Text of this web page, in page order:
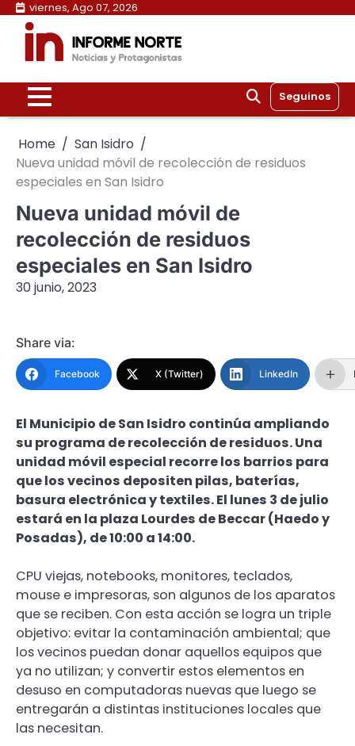
Skip
content
viernes, Ago 07, 2026
Seguinos
Home
San Isidro
Nueva unidad móvil de recolección de residuos
especiales en San Isidro
Nueva unidad móvil de
recolección de residuos
especiales en San Isidro
30 junio, 2023
Share via:
Facebook X (Twitter) LinkedIn
El Municipio de San Isidro continúa ampliando
su programa de recolección de residuos. Una
unidad móvil especial recorre los barrios para
que los vecinos depositen pilas, baterías,
basura electrónica y textiles. El lunes 3 de julio
estará en la plaza Lourdes de Beccar (Haedo y
Posadas), de 10:00 a 14:00.
CPU viejas, notebooks, monitores, teclados,
mouse e impresoras, son algunos de los aparatos
que se reciben. Con esta acción se logra un triple
objetivo: evitar la contaminación ambiental; que
los vecinos puedan donar aquellos equipos que
ya no utilizan; y convertir estos elementos en
desuso en computadoras nuevas que luego se
entregarán a distintas instituciones locales que
las necesitan.